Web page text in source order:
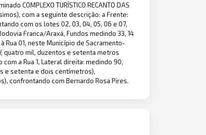
COMPLEXO TURÍSTICO RECANTO DAS
com a seguinte descrição: a Frente:
com os lotes 02, 03, 04, 05, 06 e 07,
Franca/Araxá, Fundos medindo 33, 14
Rua 01, neste Município de Sacramento-
( quatro mil, duzentos e setenta metros
a Rua 1, Lateral direita: medindo 90,
e setenta e dois centímetros),
confrontando com Bernardo Rosa Pires.